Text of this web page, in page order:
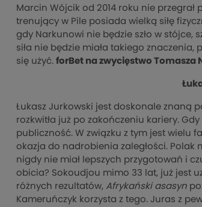
Marcin Wójcik od 2014 roku nie
trenujący w Pile posiada wielką siłę
gdy Narkunowi nie będzie szło w stójce,
siła nie będzie miała takiego znaczenia,
się użyć. forBet na zwycięstwo Tomasza
Łukasz Jurkowski jest doskonale znaną
rozkwitła już po zakończeniu kariery.
publiczność. W związku z tym jest wielu
okazja do nadrobienia zaległości. Polak
nigdy nie miał lepszych przygotowań i
obicia? Sokoudjou mimo 33 lat, już jest
różnych rezultatów, Afrykański asasyn
Kameruńczyk korzysta z tego. Juras z